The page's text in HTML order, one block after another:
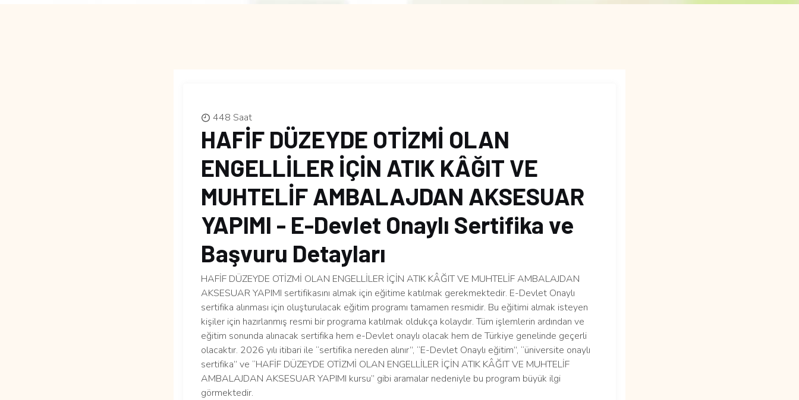
448 Saat
HAFİF DÜZEYDE OTİZMİ OLAN
ENGELLİLER İÇİN ATIK KÂĞIT VE
MUHTELİF AMBALAJDAN AKSESUAR
YAPIMI - E-Devlet Onaylı Sertifika ve
Başvuru Detayları
HAFİF DÜZEYDE OTİZMİ OLAN ENGELLİLER İÇİN ATIK KÂĞIT VE MUHTELİF AMBALAJDAN
AKSESUAR YAPIMI sertifikasını almak için eğitime katılmak gerekmektedir. E-Devlet Onaylı
sertifika alınması için oluşturulacak eğitim programı tamamen resmidir. Bu eğitimi almak isteyen
kişiler için hazırlanmış resmi bir programa katılmak oldukça kolaydır. Tüm işlemlerin ardından ve
eğitim sonunda alınacak sertifika hem e-Devlet onaylı olacak hem de Türkiye genelinde geçerli
olacaktır. 2026 yılı itibari ile “sertifika nereden alınır”, “E-Devlet Onaylı eğitim”, “üniversite onaylı
sertifika” ve “HAFİF DÜZEYDE OTİZMİ OLAN ENGELLİLER İÇİN ATIK KÂĞIT VE MUHTELİF
AMBALAJDAN AKSESUAR YAPIMI kursu” gibi aramalar nedeniyle bu program büyük ilgi
görmektedir.